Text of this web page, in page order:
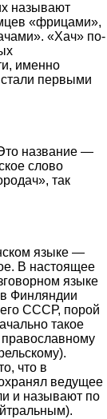
называют
«фрицами»,
«Хач» по-
именно
первыми
название —
слово
так
языке —
В настоящее
языке
Финляндии
СССР, порой
такое
что в
ведущее
и называют по